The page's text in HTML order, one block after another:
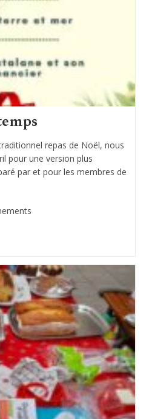
repas de Noël, nous
pour une version plus
par et pour les membres de